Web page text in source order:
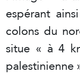
espérant
colons du
situe « à 4
palestinienne